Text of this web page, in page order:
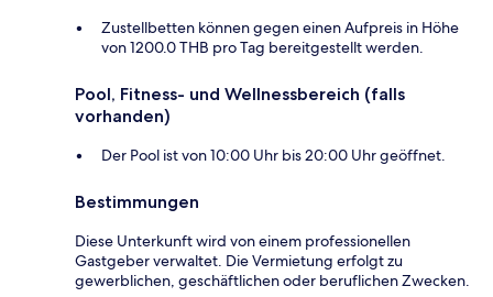
Zustellbetten können gegen einen Aufpreis in Höhe
von 1200.0 THB pro Tag bereitgestellt werden.
Pool, Fitness- und Wellnessbereich (falls
vorhanden)
Der Pool ist von 10:00 Uhr bis 20:00 Uhr geöffnet.
Bestimmungen
Diese Unterkunft wird von einem professionellen
Gastgeber verwaltet. Die Vermietung erfolgt zu
gewerblichen, geschäftlichen oder beruflichen Zwecken.